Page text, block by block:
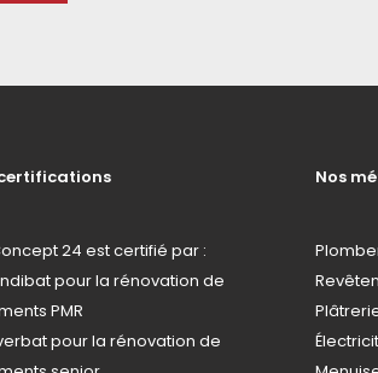
24 est certifié par :
pour la rénovation de
PMR
pour la rénovation de
Nos